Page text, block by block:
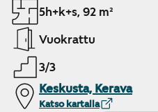
5h+k+s, 92 m²
Vuokrattu
3/3
Keskusta, Kerava
Katso kartalla